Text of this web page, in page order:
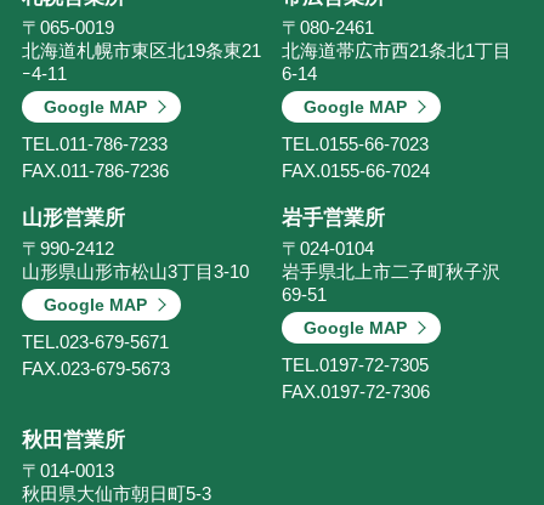
〒065-0019
北海道札幌市東区北19条東21
ｰ4-11
Google MAP
TEL.011-786-7233
FAX.011-786-7236
〒080-2461
北海道帯広市西21条北1丁目
6-14
Google MAP
TEL.0155-66-7023
FAX.0155-66-7024
山形営業所
〒990-2412
山形県山形市松山3丁目3-10
Google MAP
TEL.023-679-5671
FAX.023-679-5673
岩手営業所
〒024-0104
岩手県北上市二子町秋子沢
69-51
Google MAP
TEL.0197-72-7305
FAX.0197-72-7306
秋田営業所
〒014-0013
秋田県大仙市朝日町5-3